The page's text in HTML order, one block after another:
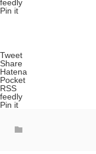
feedly
Pin it
Tweet
Share
Hatena
Pocket
RSS
feedly
Pin it